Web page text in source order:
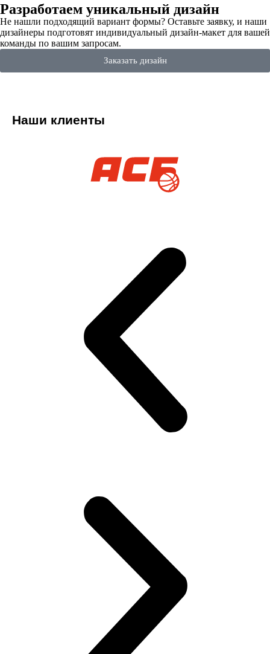
Разработаем уникальный дизайн
Не нашли подходящий вариант формы? Оставьте заявку, и наши
дизайнеры подготовят индивидуальный дизайн-макет для вашей
команды по вашим запросам.
Заказать дизайн
Наши клиенты